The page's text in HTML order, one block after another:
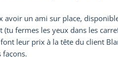
avoir un ami sur place,
(tu fermes les yeux dans les
leur prix à la tête du client
façons.